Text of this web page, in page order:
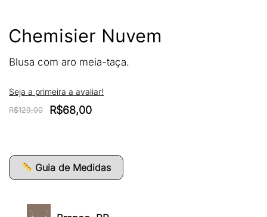
Chemisier Nuvem
Blusa com aro meia-taça.
Seja a primeira a avaliar!
R$129,00
O
R$129,00.
R$68,00O
R$68,00.
Guia de Medidas